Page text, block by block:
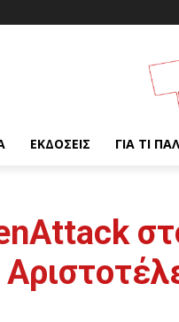
ΕΚΔΌΣΕΙΣ ΓΙΑ ΤΙ